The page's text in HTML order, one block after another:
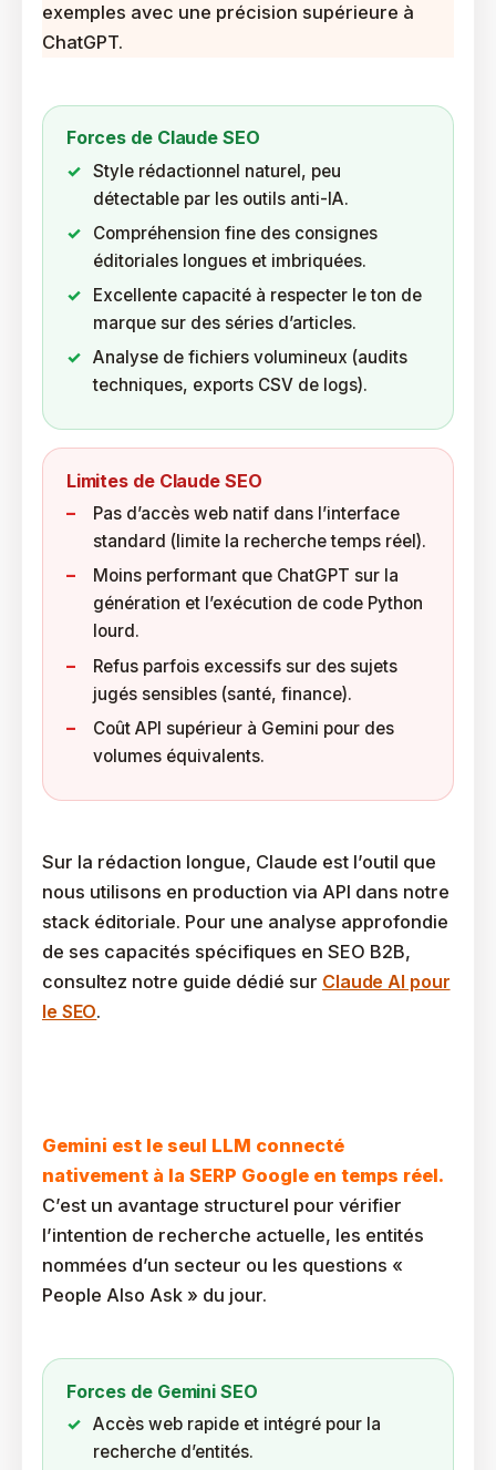
exemples avec une précision supérieure à
ChatGPT.
Forces de Claude SEO
Style rédactionnel naturel, peu
détectable par les outils anti-IA.
Compréhension fine des consignes
éditoriales longues et imbriquées.
Excellente capacité à respecter le ton de
marque sur des séries d’articles.
Analyse de fichiers volumineux (audits
techniques, exports CSV de logs).
Limites de Claude SEO
Pas d’accès web natif dans l’interface
standard (limite la recherche temps réel).
Moins performant que ChatGPT sur la
génération et l’exécution de code Python
lourd.
Refus parfois excessifs sur des sujets
jugés sensibles (santé, finance).
Coût API supérieur à Gemini pour des
volumes équivalents.
Sur la rédaction longue, Claude est l’outil que
nous utilisons en production via API dans notre
stack éditoriale. Pour une analyse approfondie
de ses capacités spécifiques en SEO B2B,
consultez notre guide dédié sur Claude AI pour
le SEO.
Gemini est le seul LLM connecté
nativement à la SERP Google en temps réel.
C’est un avantage structurel pour vérifier
l’intention de recherche actuelle, les entités
nommées d’un secteur ou les questions «
People Also Ask » du jour.
Forces de Gemini SEO
Accès web rapide et intégré pour la
recherche d’entités.